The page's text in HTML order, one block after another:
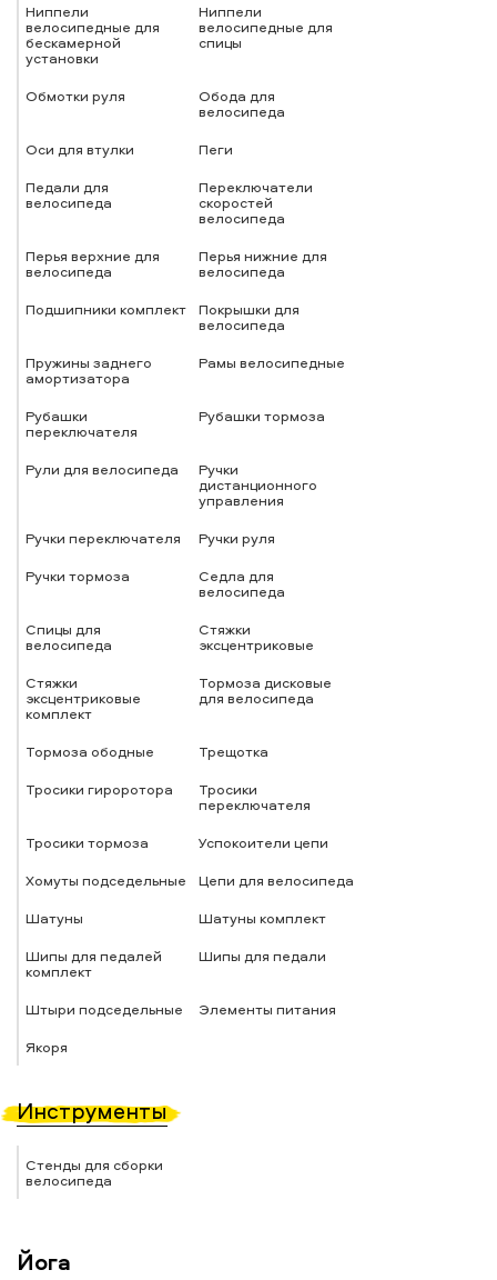
Ниппели
велосипедные для
бескамерной
установки
Ниппели
велосипедные для
спицы
Обмотки руля Обода для
велосипеда
Оси для втулки
Пеги
Педали для
велосипеда
Переключатели
скоростей
велосипеда
Перья верхние для
велосипеда
Перья нижние для
велосипеда
Подшипники комплект
Покрышки для
велосипеда
Пружины заднего
амортизатора
Рамы велосипедные
Рубашки
переключателя
Рубашки тормоза
Рули для велосипеда Ручки
дистанционного
управления
Ручки переключателя
Ручки руля
Ручки тормоза
Седла для
велосипеда
Спицы для
велосипеда
Стяжки
эксцентриковые
Стяжки
эксцентриковые
комплект
Тормоза дисковые
для велосипеда
Тормоза ободные
Трещотка
Тросики гироротора
Тросики
переключателя
Тросики тормоза
Успокоители цепи
Хомуты подседельные
Цепи для велосипеда
Шатуны
Шатуны комплект
Шипы для педалей
комплект
Шипы для педали
Штыри подседельные
Элементы питания
Якоря
Инструменты
Стенды для сборки
велосипеда
Йога